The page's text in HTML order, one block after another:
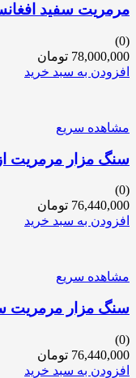
مرمریت سفید
(0)
78,000,000 تومان
افزودن به سبد خرید
مشاهده سریع
سنگ مزار مرمریت
(0)
76,440,000 تومان
افزودن به سبد خرید
مشاهده سریع
سنگ مزار مرمریت
(0)
76,440,000 تومان
افزودن به سبد خرید